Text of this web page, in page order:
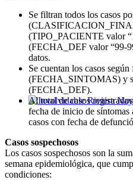
Involvidable Riviera
Se filtran todos los casos
(TIPO_PACIENTE valor
(FECHA_DEF valor “99-
datos.
Se cuentan los casos
(FECHA_SINTOMAS) y
(FECHA_DEF).
Al total de casos
fecha de inicio de
casos con fecha de
Casos sospechosos
Los casos sospechosos son la
semana epidemiológica, que
condiciones: